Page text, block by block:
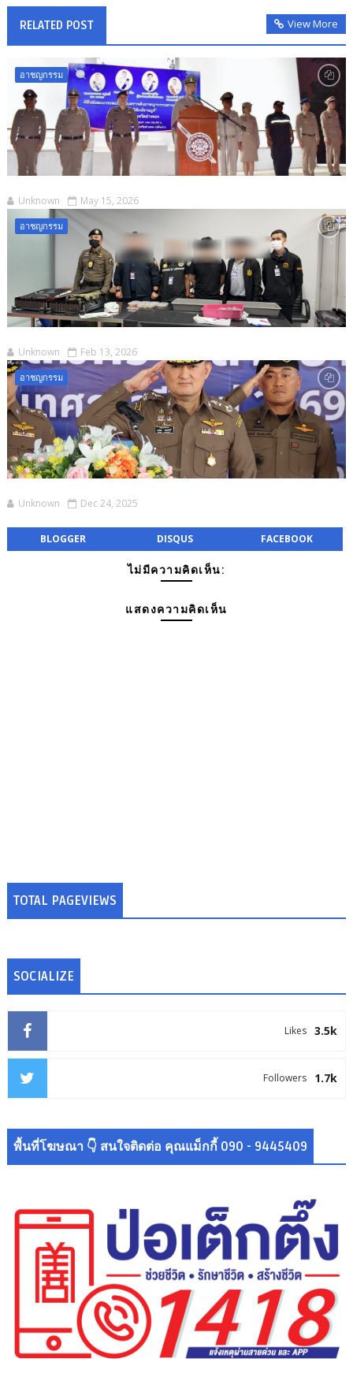
RELATED POST View More
อาชญกรรม
Unknown May 15, 2026
อาชญกรรม
Unknown Feb 13, 2026
อาชญกรรม
Unknown Dec 24, 2025
BLOGGER DISQUS FACEBOOK
ไม่มีความคิดเห็น:
แสดงความคิดเห็น
TOTAL PAGEVIEWS
SOCIALIZE
3.5k
Likes
1.7k
Followers
พื้นที่โฆษณา 👇 สนใจติดต่อ คุณแม็กกี้ 090 - 9445409